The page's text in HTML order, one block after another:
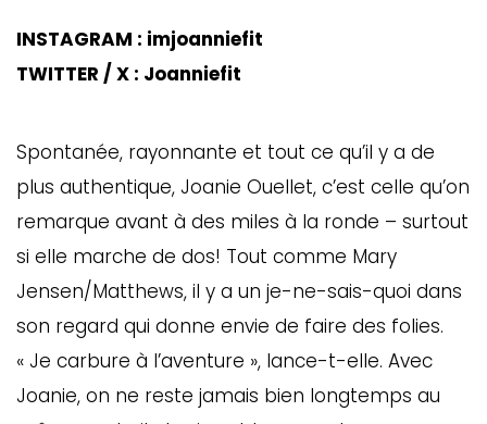
INSTAGRAM : imjoanniefit
TWITTER / X : Joanniefit
Spontanée, rayonnante et tout ce qu’il y a de
plus authentique, Joanie Ouellet, c’est celle qu’on
remarque avant à des miles à la ronde – surtout
si elle marche de dos! Tout comme Mary
Jensen/Matthews, il y a un je-ne-sais-quoi dans
son regard qui donne envie de faire des folies.
« Je carbure à l’aventure », lance-t-elle. Avec
Joanie, on ne reste jamais bien longtemps au